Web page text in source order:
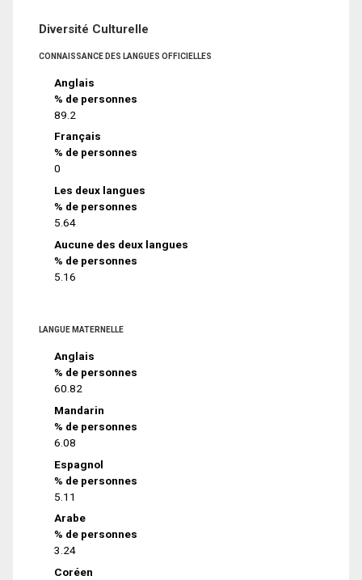
Diversité Culturelle
CONNAISSANCE DES LANGUES OFFICIELLES
Anglais
% de personnes
89.2
Français
% de personnes
0
Les deux langues
% de personnes
5.64
Aucune des deux langues
% de personnes
5.16
LANGUE MATERNELLE
Anglais
% de personnes
60.82
Mandarin
% de personnes
6.08
Espagnol
% de personnes
5.11
Arabe
% de personnes
3.24
Coréen